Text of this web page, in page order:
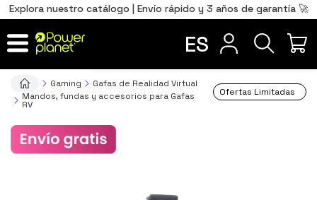
Explora nuestro catálogo | Envío rápido y 3 años de garantía 🚀
ES
Gaming
Gafas de Realidad Virtual
Mandos, fundas y accesorios para Gafas
RV
Ofertas Limitadas
Total 0,00€
IR AL CARRITO
Português
PT
FR